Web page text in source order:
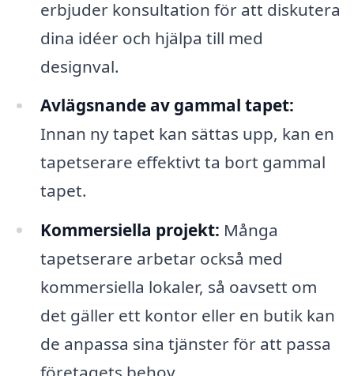
erbjuder konsultation för att diskutera
dina idéer och hjälpa till med
designval.
Avlägsnande av gammal tapet:
Innan ny tapet kan sättas upp, kan en
tapetserare effektivt ta bort gammal
tapet.
Kommersiella projekt: Många
tapetserare arbetar också med
kommersiella lokaler, så oavsett om
det gäller ett kontor eller en butik kan
de anpassa sina tjänster för att passa